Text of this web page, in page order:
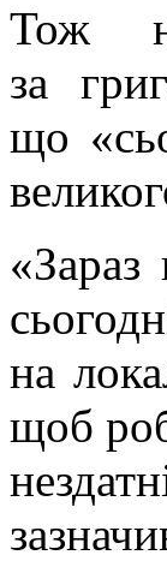
Тож
за
що
«Зараз
на
щоб